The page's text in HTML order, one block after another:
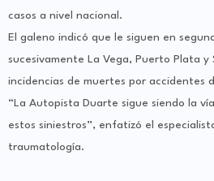
casos a nivel nacional.
El galeno indicó que le siguen en
sucesivamente La Vega, Puerto Plata y
incidencias de muertes por accidentes
“La Autopista Duarte sigue siendo la
estos siniestros”, enfatizó el
traumatología.